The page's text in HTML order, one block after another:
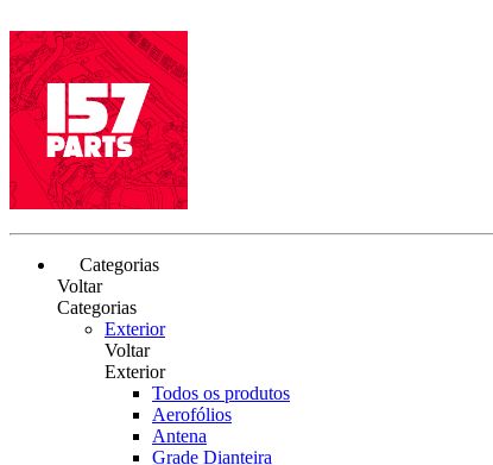
Categorias
Voltar
Categorias
Exterior
Voltar
Exterior
Todos os produtos
Aerofólios
Antena
Grade Dianteira